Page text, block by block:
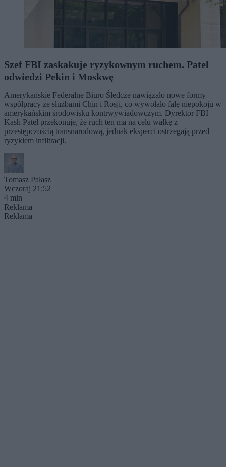
Szef FBI zaskakuje ryzykownym ruchem. Patel
odwiedzi Pekin i Moskwę
Amerykańskie Federalne Biuro Śledcze nawiązało nowe formy
współpracy ze służbami Chin i Rosji, co wywołało falę niepokoju w
amerykańskim środowisku kontrwywiadowczym. Dyrektor FBI
Kash Patel przekonuje, że ruch ten ma na celu walkę z
przestępczością transnarodową, jednak eksperci ostrzegają przed
ryzykiem infiltracji.
Tomasz Pałasz
Wczoraj 21:52
4 min
Reklama
Reklama